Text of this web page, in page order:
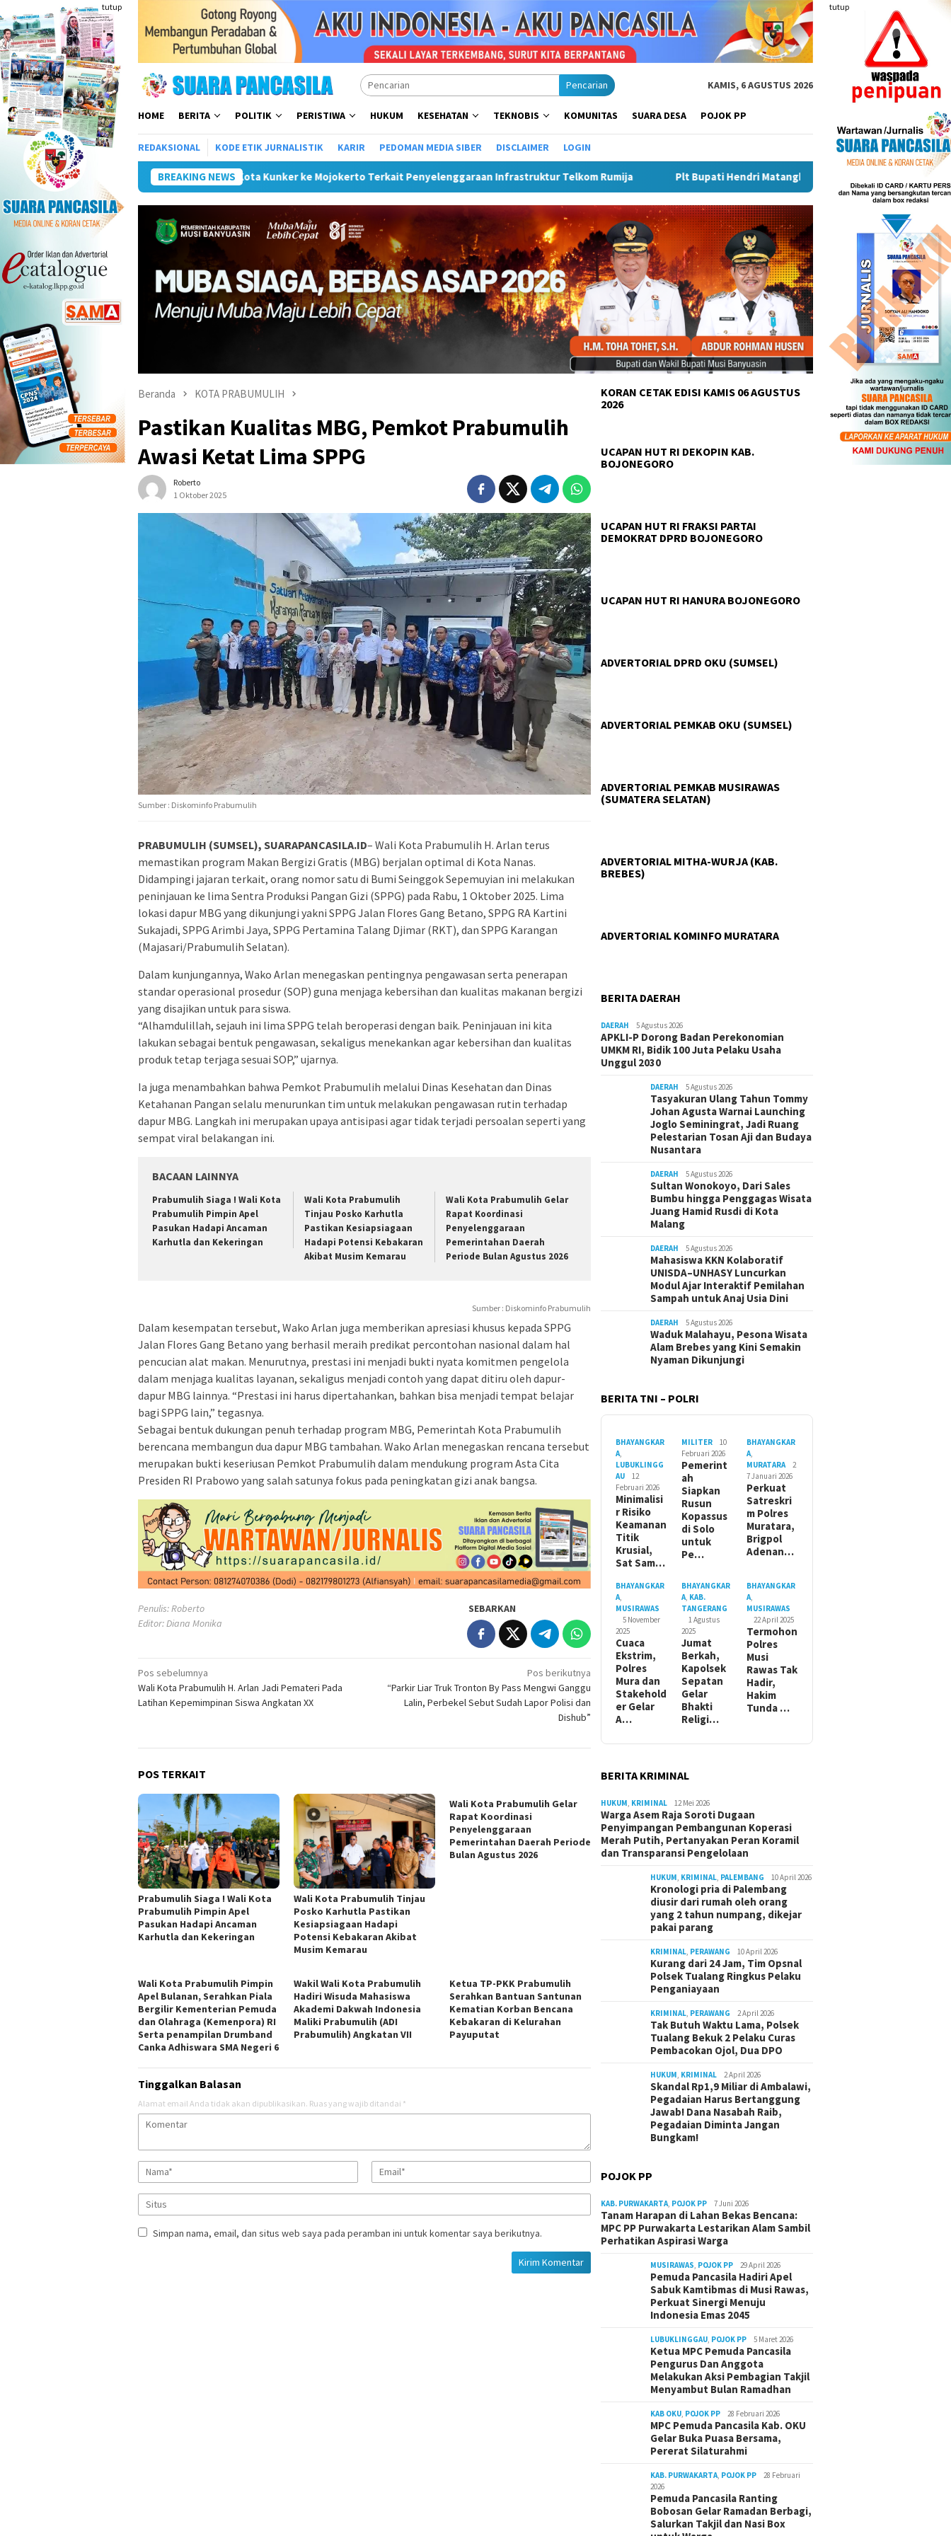
ke
konten
tutup tutup
Pencarian KAMIS, 6 AGUSTUS 2026
HOME BERITA POLITIK PERISTIWA HUKUM KESEHATAN TEKNOBIS KOMUNITAS SUARA DESA POJOK PP
REDAKSIONAL KODE ETIK JURNALISTIK KARIR PEDOMAN MEDIA SIBER DISCLAIMER LOGIN
BREAKING NEWS
Wali Kota Kunker ke Mojokerto Terkait Penyelenggaraan Infrastruktur Telkom Rumija Plt Bupati Hendri Matangkan Gebyar Semarak Merah Putih, Siapkan Event Besar
Beranda KOTA PRABUMULIH
Pastikan Kualitas MBG, Pemkot Prabumulih
Awasi Ketat Lima SPPG
Roberto
1 Oktober 2025
Sumber : Diskominfo Prabumulih
PRABUMULIH (SUMSEL), SUARAPANCASILA.ID– Wali Kota Prabumulih H. Arlan terus
memastikan program Makan Bergizi Gratis (MBG) berjalan optimal di Kota Nanas.
Didampingi jajaran terkait, orang nomor satu di Bumi Seinggok Sepemuyian ini melakukan
peninjauan ke lima Sentra Produksi Pangan Gizi (SPPG) pada Rabu, 1 Oktober 2025. Lima
lokasi dapur MBG yang dikunjungi yakni SPPG Jalan Flores Gang Betano, SPPG RA Kartini
Sukajadi, SPPG Arimbi Jaya, SPPG Pertamina Talang Djimar (RKT), dan SPPG Karangan
(Majasari/Prabumulih Selatan).
Dalam kunjungannya, Wako Arlan menegaskan pentingnya pengawasan serta penerapan
standar operasional prosedur (SOP) guna menjaga kebersihan dan kualitas makanan bergizi
yang disajikan untuk para siswa.
“Alhamdulillah, sejauh ini lima SPPG telah beroperasi dengan baik. Peninjauan ini kita
lakukan sebagai bentuk pengawasan, sekaligus menekankan agar kebersihan dan kualitas
produk tetap terjaga sesuai SOP,” ujarnya.
Ia juga menambahkan bahwa Pemkot Prabumulih melalui Dinas Kesehatan dan Dinas
Ketahanan Pangan selalu menurunkan tim untuk melakukan pengawasan rutin terhadap
dapur MBG. Langkah ini merupakan upaya antisipasi agar tidak terjadi persoalan seperti yang
sempat viral belakangan ini.
BACAAN LAINNYA
Prabumulih Siaga ! Wali Kota
Prabumulih Pimpin Apel
Pasukan Hadapi Ancaman
Karhutla dan Kekeringan
Wali Kota Prabumulih
Tinjau Posko Karhutla
Pastikan Kesiapsiagaan
Hadapi Potensi Kebakaran
Akibat Musim Kemarau
Wali Kota Prabumulih Gelar
Rapat Koordinasi
Penyelenggaraan
Pemerintahan Daerah
Periode Bulan Agustus 2026
Sumber : Diskominfo Prabumulih
Dalam kesempatan tersebut, Wako Arlan juga memberikan apresiasi khusus kepada SPPG
Jalan Flores Gang Betano yang berhasil meraih predikat percontohan nasional dalam hal
pencucian alat makan. Menurutnya, prestasi ini menjadi bukti nyata komitmen pengelola
dalam menjaga kualitas layanan, sekaligus menjadi contoh yang dapat ditiru oleh dapur-
dapur MBG lainnya. “Prestasi ini harus dipertahankan, bahkan bisa menjadi tempat belajar
bagi SPPG lain,” tegasnya.
Sebagai bentuk dukungan penuh terhadap program MBG, Pemerintah Kota Prabumulih
berencana membangun dua dapur MBG tambahan. Wako Arlan menegaskan rencana tersebut
merupakan bukti keseriusan Pemkot Prabumulih dalam mendukung program Asta Cita
Presiden RI Prabowo yang salah satunya fokus pada peningkatan gizi anak bangsa.
Penulis: Roberto
Editor: Diana Monika
SEBARKAN
Navigasi
pos
Pos sebelumnya
Wali Kota Prabumulih H. Arlan Jadi Pemateri Pada
Latihan Kepemimpinan Siswa Angkatan XX
Pos berikutnya
“Parkir Liar Truk Tronton By Pass Mengwi Ganggu
Lalin, Perbekel Sebut Sudah Lapor Polisi dan
Dishub”
POS TERKAIT
Prabumulih Siaga ! Wali Kota
Prabumulih Pimpin Apel
Pasukan Hadapi Ancaman
Karhutla dan Kekeringan
Wali Kota Prabumulih Tinjau
Posko Karhutla Pastikan
Kesiapsiagaan Hadapi
Potensi Kebakaran Akibat
Musim Kemarau
Wali Kota Prabumulih Gelar
Rapat Koordinasi
Penyelenggaraan
Pemerintahan Daerah Periode
Bulan Agustus 2026
Wali Kota Prabumulih Pimpin
Apel Bulanan, Serahkan Piala
Bergilir Kementerian Pemuda
dan Olahraga (Kemenpora) RI
Serta penampilan Drumband
Canka Adhiswara SMA Negeri 6
Wakil Wali Kota Prabumulih
Hadiri Wisuda Mahasiswa
Akademi Dakwah Indonesia
Maliki Prabumulih (ADI
Prabumulih) Angkatan VII
Ketua TP-PKK Prabumulih
Serahkan Bantuan Santunan
Kematian Korban Bencana
Kebakaran di Kelurahan
Payuputat
Tinggalkan Balasan
Alamat email Anda tidak akan dipublikasikan. Ruas yang wajib ditandai *
Simpan nama, email, dan situs web saya pada peramban ini untuk komentar saya berikutnya.
KORAN CETAK EDISI KAMIS 06 AGUSTUS
2026
UCAPAN HUT RI DEKOPIN KAB.
BOJONEGORO
UCAPAN HUT RI FRAKSI PARTAI
DEMOKRAT DPRD BOJONEGORO
UCAPAN HUT RI HANURA BOJONEGORO
ADVERTORIAL DPRD OKU (SUMSEL)
ADVERTORIAL PEMKAB OKU (SUMSEL)
ADVERTORIAL PEMKAB MUSIRAWAS
(SUMATERA SELATAN)
ADVERTORIAL MITHA-WURJA (KAB.
BREBES)
ADVERTORIAL KOMINFO MURATARA
BERITA DAERAH
DAERAH 5 Agustus 2026
APKLI-P Dorong Badan Perekonomian
UMKM RI, Bidik 100 Juta Pelaku Usaha
Unggul 2030
DAERAH 5 Agustus 2026
Tasyakuran Ulang Tahun Tommy
Johan Agusta Warnai Launching
Joglo Seminingrat, Jadi Ruang
Pelestarian Tosan Aji dan Budaya
Nusantara
DAERAH 5 Agustus 2026
Sultan Wonokoyo, Dari Sales
Bumbu hingga Penggagas Wisata
Juang Hamid Rusdi di Kota
Malang
DAERAH 5 Agustus 2026
Mahasiswa KKN Kolaboratif
UNISDA–UNHASY Luncurkan
Modul Ajar Interaktif Pemilahan
Sampah untuk Anaj Usia Dini
DAERAH 5 Agustus 2026
Waduk Malahayu, Pesona Wisata
Alam Brebes yang Kini Semakin
Nyaman Dikunjungi
BERITA TNI – POLRI
BHAYANGKAR
A,
LUBUKLINGG
AU
12
Februari 2026
Minimalisi
r Risiko
Keamanan
Titik
Krusial,
Sat Sam…
MILITER
10
Februari 2026
Pemerint
ah
Siapkan
Rusun
Kopassus
di Solo
untuk
Pe…
BHAYANGKAR
A,
MURATARA
2
7 Januari 2026
Perkuat
Satreskri
m Polres
Muratara,
Brigpol
Adenan…
BHAYANGKAR
A,
MUSIRAWAS
5 November
2025
Cuaca
Ekstrim,
Polres
Mura dan
Stakehold
er Gelar
A…
BHAYANGKAR
A, KAB.
TANGERANG
1 Agustus
2025
Jumat
Berkah,
Kapolsek
Sepatan
Gelar
Bhakti
Religi…
BHAYANGKAR
A,
MUSIRAWAS
22 April 2025
Termohon
Polres
Musi
Rawas Tak
Hadir,
Hakim
Tunda …
BERITA KRIMINAL
HUKUM, KRIMINAL 12 Mei 2026
Warga Asem Raja Soroti Dugaan
Penyimpangan Pembangunan Koperasi
Merah Putih, Pertanyakan Peran Koramil
dan Transparansi Pengelolaan
HUKUM, KRIMINAL, PALEMBANG 10 April 2026
Kronologi pria di Palembang
diusir dari rumah oleh orang
yang 2 tahun numpang, dikejar
pakai parang
KRIMINAL, PERAWANG 10 April 2026
Kurang dari 24 Jam, Tim Opsnal
Polsek Tualang Ringkus Pelaku
Penganiayaan
KRIMINAL, PERAWANG 2 April 2026
Tak Butuh Waktu Lama, Polsek
Tualang Bekuk 2 Pelaku Curas
Pembacokan Ojol, Dua DPO
HUKUM, KRIMINAL 2 April 2026
Skandal Rp1,9 Miliar di Ambalawi,
Pegadaian Harus Bertanggung
Jawab! Dana Nasabah Raib,
Pegadaian Diminta Jangan
Bungkam!
POJOK PP
KAB. PURWAKARTA, POJOK PP 7 Juni 2026
Tanam Harapan di Lahan Bekas Bencana:
MPC PP Purwakarta Lestarikan Alam Sambil
Perhatikan Aspirasi Warga
MUSIRAWAS, POJOK PP 29 April 2026
Pemuda Pancasila Hadiri Apel
Sabuk Kamtibmas di Musi Rawas,
Perkuat Sinergi Menuju
Indonesia Emas 2045
LUBUKLINGGAU, POJOK PP 5 Maret 2026
Ketua MPC Pemuda Pancasila
Pengurus Dan Anggota
Melakukan Aksi Pembagian Takjil
Menyambut Bulan Ramadhan
KAB OKU, POJOK PP 28 Februari 2026
MPC Pemuda Pancasila Kab. OKU
Gelar Buka Puasa Bersama,
Pererat Silaturahmi
KAB. PURWAKARTA, POJOK PP
28 Februari
2026
Pemuda Pancasila Ranting
Bobosan Gelar Ramadan Berbagi,
Salurkan Takjil dan Nasi Box